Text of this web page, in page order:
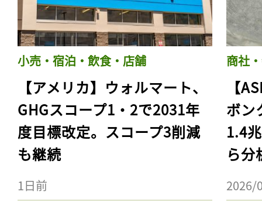
小売・宿泊・飲食・店舗
【アメリカ】ウォルマート、
GHGスコープ1・2で2031年
度目標改定。スコープ3削減
も継続
1日前
商社
【
ボン
1.4
ら分
2026/